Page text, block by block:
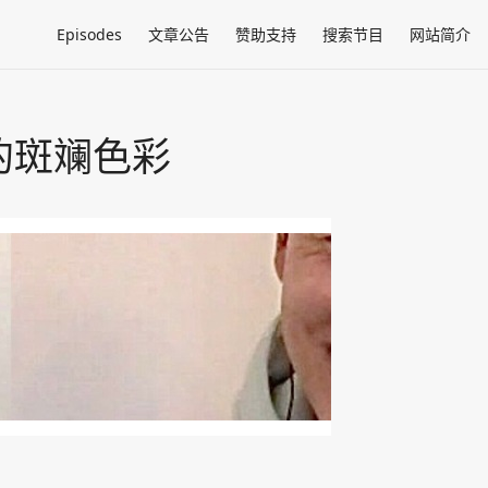
Episodes 文章公告 赞助支持 搜索节目 网站简介
斑斓色彩